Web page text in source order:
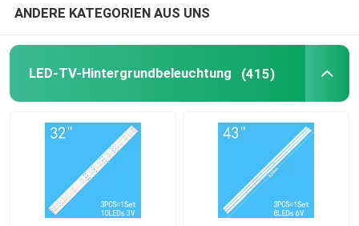
Hintergrundlicht von Haier TV
Hintergrundlicht von XiaoMi
ANDERE KATEGORIEN AUS UNS
LED-TV-Hintergrundbeleuchtung (415)